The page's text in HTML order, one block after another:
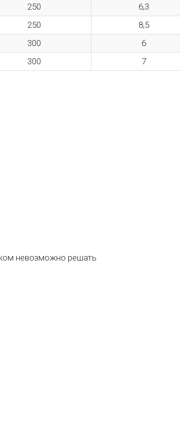
250 6,3
250 8,5
300 6
300 7
невозможно решать